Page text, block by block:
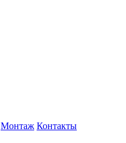
Монтаж Контакты